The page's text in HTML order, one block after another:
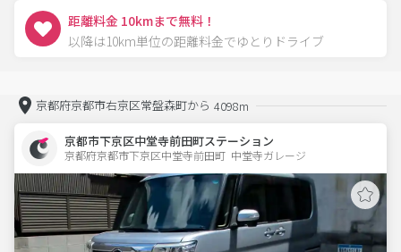
距離料金 10kmまで無料！
以降は10km単位の距離料金でゆとりドライブ
京都府京都市右京区常盤森町から 4098m
京都市下京区中堂寺前田町ステーション
京都府京都市下京区中堂寺前田町  中堂寺ガレージ